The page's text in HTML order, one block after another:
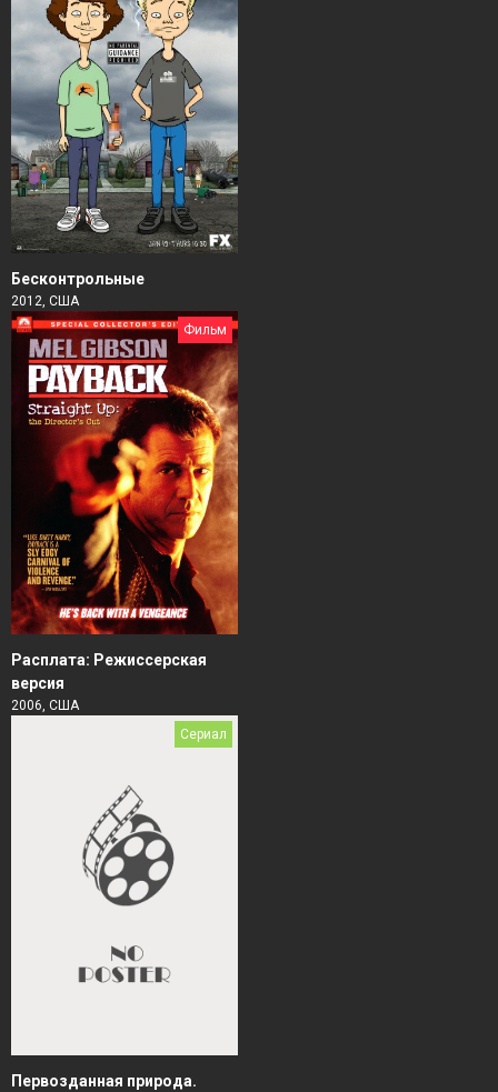
Бесконтрольные
2012, США
Фильм
Расплата: Режиссерская
версия
2006, США
Сериал
Первозданная природа.